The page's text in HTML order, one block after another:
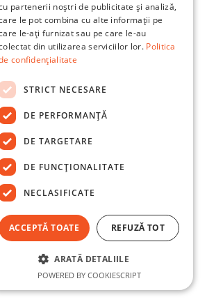
partenerii noștri de publicitate și analiză,
le pot combina cu alte informații pe
le-ați furnizat sau pe care le-au
din utilizarea serviciilor lor. Politica
confidențialitate
STRICT NECESARE
DE PERFORMANȚĂ
DE TARGETARE
DE FUNCŢIONALITATE
NECLASIFICATE
ACCEPTĂ TOATE REFUZĂ TOT
ARATĂ DETALIILE
POWERED BY COOKIESCRIPT